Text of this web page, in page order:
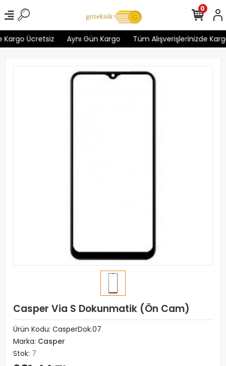
Ücretsiz Aynı Gün Kargo Tüm Alışverişlerinizde
0
Casper Via S Dokunmatik (Ön Cam)
Ürün Kodu: CasperDok.07
Marka: Casper
Stok: 7